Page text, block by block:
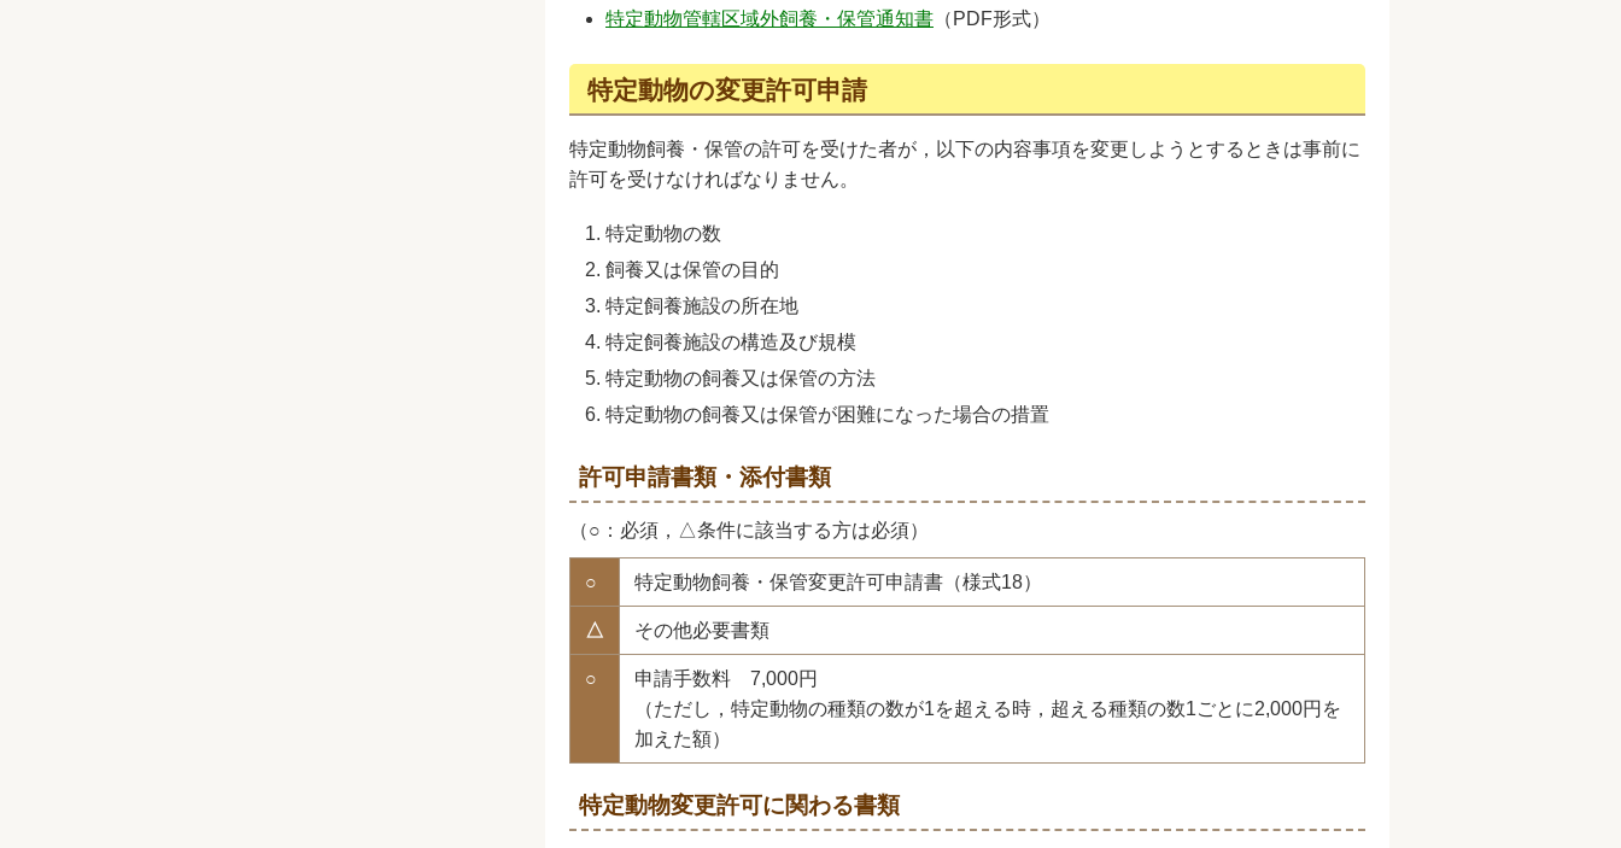
特定動物管轄区域外飼養・保管通知書 （PDF形式）
特定動物の変更許可申請
特定動物飼養・保管の許可を受けた者が，以下の内容事項を変更しようとするときは事前に
許可を受けなければなりません。
特定動物の数
飼養又は保管の目的
特定飼養施設の所在地
特定飼養施設の構造及び規模
特定動物の飼養又は保管の方法
特定動物の飼養又は保管が困難になった場合の措置
許可申請書類・添付書類
（○：必須，△条件に該当する方は必須）
○ 特定動物飼養・保管変更許可申請書（様式18）
△ その他必要書類
○
申請手数料 7,000円
（ただし，特定動物の種類の数が1を超える時，超える種類の数1ごとに2,000円を
加えた額）
特定動物変更許可に関わる書類